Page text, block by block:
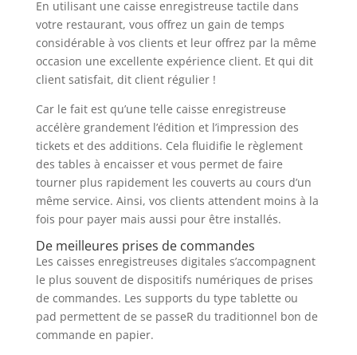
En utilisant une caisse enregistreuse tactile dans
votre restaurant, vous offrez un gain de temps
considérable à vos clients et leur offrez par la même
occasion une excellente expérience client. Et qui dit
client satisfait, dit client régulier !
Car le fait est qu’une telle caisse enregistreuse
accélère grandement l’édition et l’impression des
tickets et des additions. Cela fluidifie le règlement
des tables à encaisser et vous permet de faire
tourner plus rapidement les couverts au cours d’un
même service. Ainsi, vos clients attendent moins à la
fois pour payer mais aussi pour être installés.
De meilleures prises de commandes
Les caisses enregistreuses digitales s’accompagnent
le plus souvent de dispositifs numériques de prises
de commandes. Les supports du type tablette ou
pad permettent de se passeR du traditionnel bon de
commande en papier.